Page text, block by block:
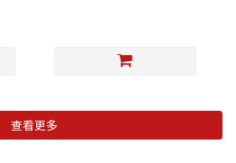
查看更多